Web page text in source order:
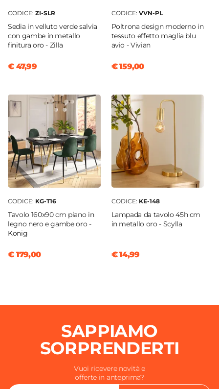
CODICE: ZI-SLR
Sedia in velluto verde salvia
con gambe in metallo
finitura oro - Zilla
€ 47,99
CODICE: VVN-PL
Poltrona design moderno in
tessuto effetto maglia blu
avio - Vivian
€ 159,00
CODICE: KG-T16
Tavolo 160x90 cm piano in
legno nero e gambe oro -
Konig
€ 179,00
CODICE: KE-148
Lampada da tavolo 45h cm
in metallo oro - Scylla
€ 14,99
SAPPIAMO
SORPRENDERTI
Vuoi ricevere novità e
offerte in anteprima?